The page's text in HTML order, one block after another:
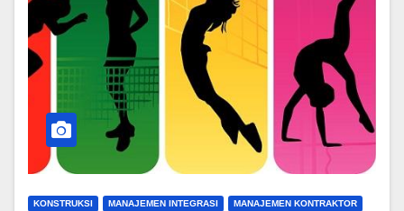
KONSTRUKSI MANAJEMEN INTEGRASI MANAJEMEN KONTRAKTOR